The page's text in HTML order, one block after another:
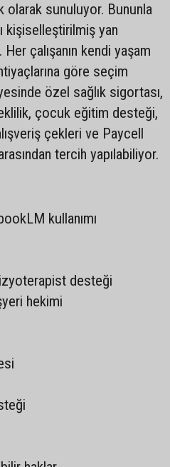
olarak sunuluyor. Bununla
kişiselleştirilmiş yan
çalışanın kendi yaşam
göre seçim
özel sağlık sigortası,
çocuk eğitim desteği,
çekleri ve Paycell
tercih yapılabiliyor.
kullanımı
desteği
hekimi